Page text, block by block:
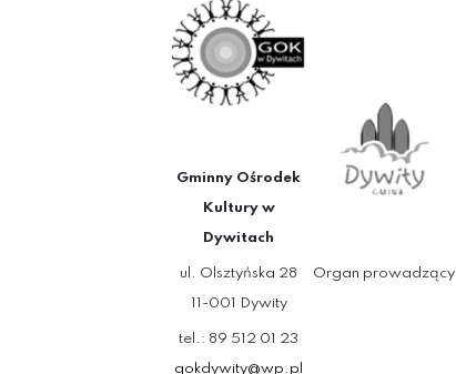
Gminny Ośrodek
Kultury w
Dywitach
ul. Olsztyńska 28
11-001 Dywity
tel.: 89 512 01 23
gokdywity@wp.pl
Organ prowadzący